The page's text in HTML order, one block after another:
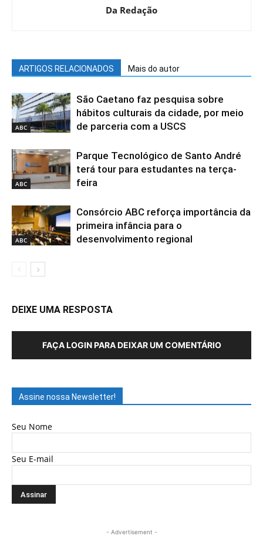
Da Redação
ARTIGOS RELACIONADOS Mais do autor
ABC
São Caetano faz pesquisa sobre
hábitos culturais da cidade, por meio
de parceria com a USCS
ABC
Parque Tecnológico de Santo André
terá tour para estudantes na terça-
feira
ABC
Consórcio ABC reforça importância da
primeira infância para o
desenvolvimento regional
DEIXE UMA RESPOSTA
FAÇA LOGIN PARA DEIXAR UM COMENTÁRIO
Assine nossa Newsletter!
Seu Nome
Seu E-mail
- Advertisement -